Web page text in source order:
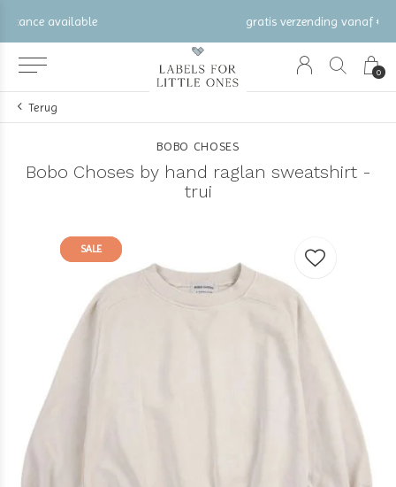
0
gratis verzending vanaf €100 (NL/BE/DE)
Terug
BOBO CHOSES
Bobo Choses by hand raglan sweatshirt -
trui
SALE
SALE